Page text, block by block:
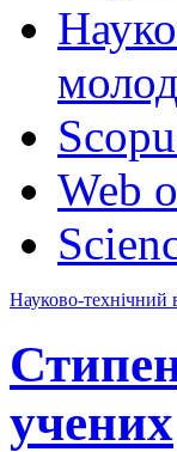
Web
Науково-технічний
учених